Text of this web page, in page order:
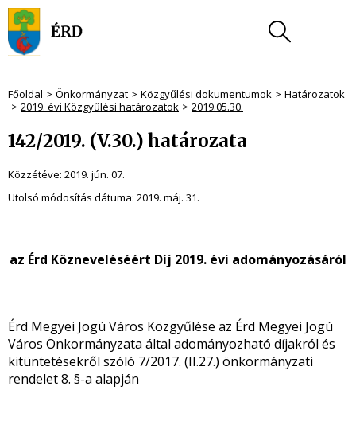
Főoldal Önkormányzat Közgyűlési dokumentumok
Határozatok
2019. évi Közgyűlési határozatok
2019.05.30.
142/2019. (V.30.) határozata
Közzétéve: 2019. jún. 07.
Utolsó módosítás dátuma: 2019. máj. 31.
az Érd Közneveléséért Díj 2019. évi adományozásáról
Érd Megyei Jogú Város Közgyűlése az Érd Megyei Jogú
Város Önkormányzata által adományozható díjakról és
kitüntetésekről szóló 7/2017. (II.27.) önkormányzati
rendelet 8. §-a alapján